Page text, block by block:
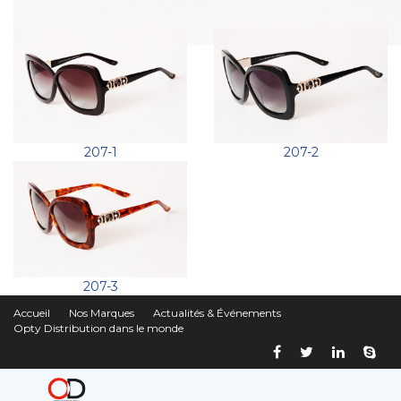
207-1 207-2
207-3
Accueil Nos Marques
Actualités & Événements
Opty Distribution dans le monde